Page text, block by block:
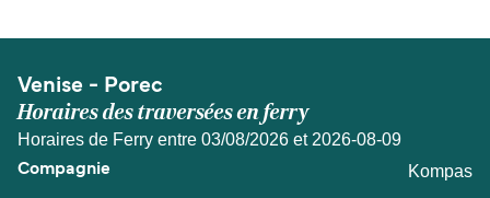
Venise - Porec
Horaires des traversées en ferry
Horaires de Ferry entre 03/08/2026 et 2026-08-09
Kompas